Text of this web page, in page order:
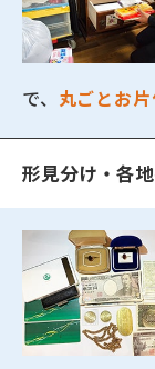
で、 丸ごとお
形見分け・各